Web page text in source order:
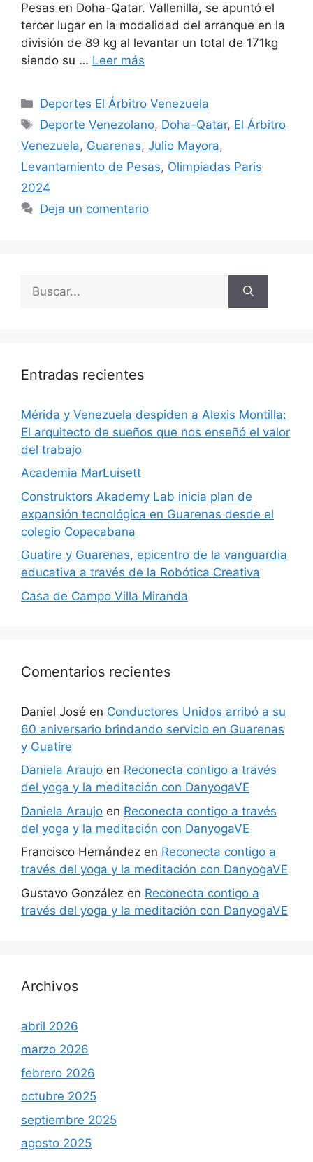
Pesas en Doha-Qatar. Vallenilla, se apuntó el
tercer lugar en la modalidad del arranque en la
división de 89 kg al levantar un total de 171kg
siendo su … Leer más
Deportes El Árbitro Venezuela
Deporte Venezolano, Doha-Qatar, El Árbitro
Venezuela, Guarenas, Julio Mayora,
Levantamiento de Pesas, Olimpiadas Paris
2024
Deja un comentario
Entradas recientes
​Mérida y Venezuela despiden a Alexis Montilla:
El arquitecto de sueños que nos enseñó el valor
del trabajo
Academia MarLuisett
Construktors Akademy Lab inicia plan de
expansión tecnológica en Guarenas desde el
colegio Copacabana
Guatire y Guarenas, epicentro de la vanguardia
educativa a través de la Robótica Creativa
Casa de Campo Villa Miranda
Comentarios recientes
Daniel José en Conductores Unidos arribó a su
60 aniversario brindando servicio en Guarenas
y Guatire
Daniela Araujo en Reconecta contigo a través
del yoga y la meditación con DanyogaVE
Daniela Araujo en Reconecta contigo a través
del yoga y la meditación con DanyogaVE
Francisco Hernández en Reconecta contigo a
través del yoga y la meditación con DanyogaVE
Gustavo González en Reconecta contigo a
través del yoga y la meditación con DanyogaVE
Archivos
abril 2026
marzo 2026
febrero 2026
octubre 2025
septiembre 2025
agosto 2025